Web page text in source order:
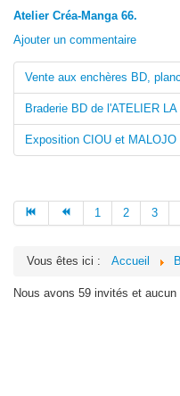
Atelier Créa-Manga 66.
Ajouter un commentaire
Vente aux enchères BD,
Braderie BD de l'ATELIER
Exposition CIOU et MALOJO
1 2 3
Vous êtes ici : Accueil
Nous avons 59 invités et